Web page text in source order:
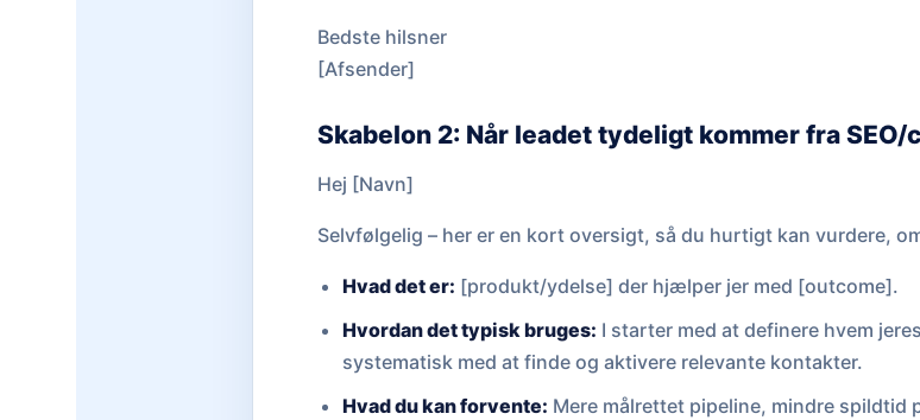
Bedste hilsner
[Afsender]
Skabelon 2: Når leadet tydeligt kommer fra
Hej [Navn]
Selvfølgelig – her er en kort oversigt, så du hurtigt kan vurdere,
Hvad det er: [produkt/ydelse] der hjælper jer med [outcome].
Hvordan det typisk bruges: I starter med at definere hvem
systematisk med at finde og aktivere relevante kontakter.
Hvad du kan forvente: Mere målrettet pipeline, mindre spildtid